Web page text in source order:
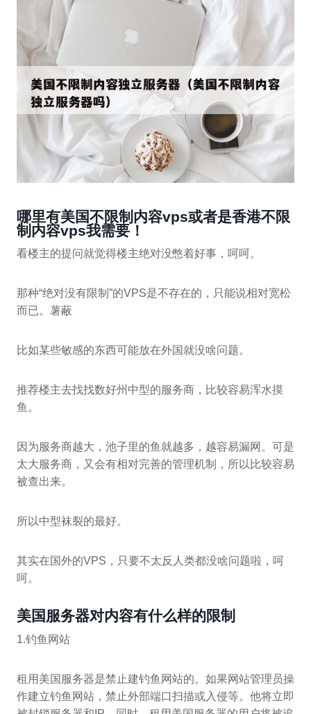
哪里有美国不限制内容vps或者是香港不限
制内容vps我需要！
看楼主的提问就觉得楼主绝对没憋着好事，呵呵。
那种“绝对没有限制”的VPS是不存在的，只能说相对宽松
而已。薯蔽
比如某些敏感的东西可能放在外国就没啥问题。
推荐楼主去找找数好州中型的服务商，比较容易浑水摸
鱼。
因为服务商越大，池子里的鱼就越多，越容易漏网。可是
太大服务商，又会有相对完善的管理机制，所以比较容易
被查出来。
所以中型袜裂的最好。
其实在国外的VPS，只要不太反人类都没啥问题啦，呵
呵。
美国服务器对内容有什么样的限制
1.钓鱼网站
租用美国服务器是禁止建钓鱼网站的。如果网站管理员操
作建立钓鱼网站，禁止外部端口扫描或入侵等。他将立即